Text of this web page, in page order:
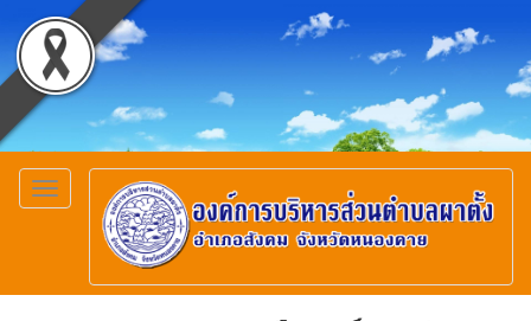
Toggle
navigation